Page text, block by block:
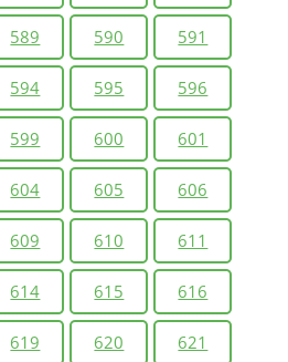
589 590 591
594 595 596
599 600 601
604 605 606
609 610 611
614 615 616
619 620 621